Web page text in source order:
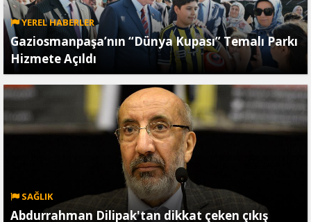
YEREL HABERLER
Gaziosmanpaşa’nın “Dünya Kupası” Temalı Parkı
Hizmete Açıldı
SAĞLIK
Abdurrahman Dilipak'tan dikkat çeken çıkış